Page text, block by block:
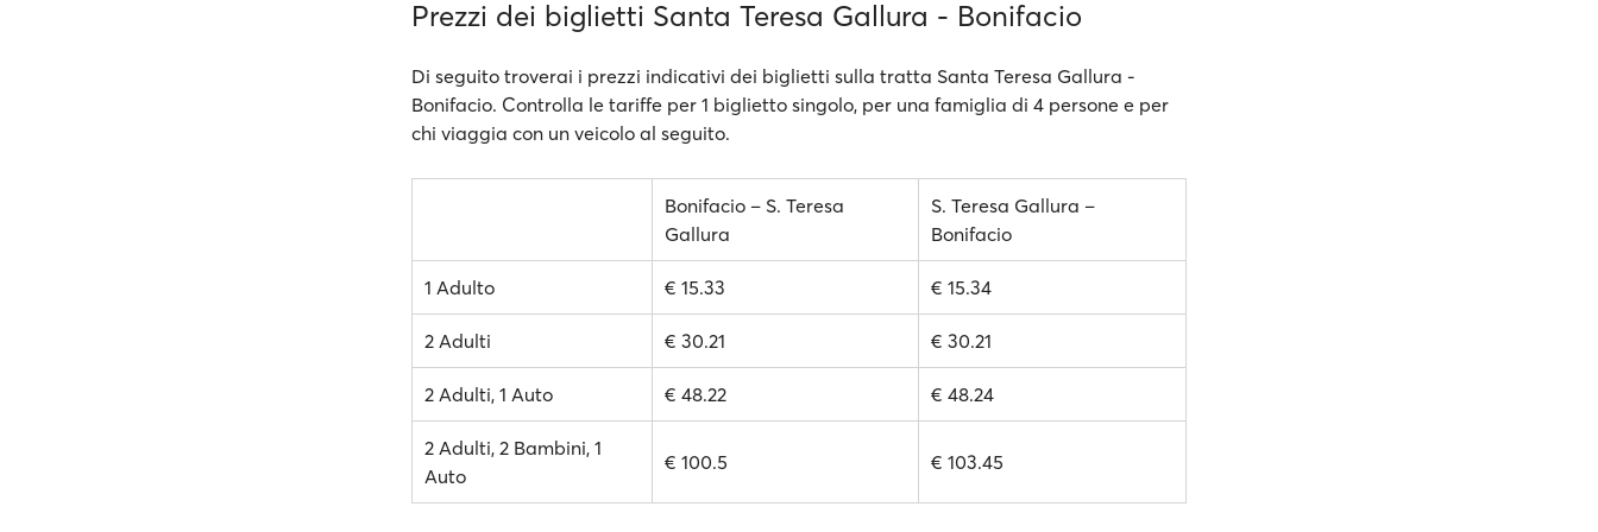
Prezzi dei biglietti Santa Teresa Gallura - Bonifacio
Di seguito troverai i prezzi indicativi dei biglietti sulla tratta Santa Teresa Gallura -
Bonifacio. Controlla le tariffe per 1 biglietto singolo, per una famiglia di 4 persone e per
chi viaggia con un veicolo al seguito.
Bonifacio – S. Teresa
Gallura
S. Teresa Gallura –
Bonifacio
1 Adulto € 15.33 € 15.34
2 Adulti € 30.21 € 30.21
2 Adulti, 1 Auto € 48.22 € 48.24
2 Adulti, 2 Bambini, 1
Auto
€ 100.5 € 103.45